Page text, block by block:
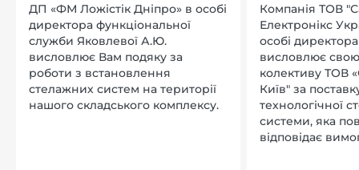
ДП «ФМ Ложістік Дніпро» в особі
директора функціональної
служби Яковлевої А.Ю.
висловлює Вам подяку за
роботи з встановлення
стелажних систем на території
нашого складського комплексу.
Компанія ТОВ
Електронікс
особі
висловлює
колективу ТОВ
Київ" за
технологічної
системи, яка
відповідає